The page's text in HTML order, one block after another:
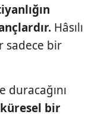
Hâsılı
sadece bir
duracağını
küresel bir